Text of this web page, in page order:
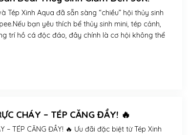
Tép Xinh Aqua đã sẵn sàng “chiều” hội thủy sinh
bạn yêu thích bể thủy sinh mini, tép cảnh,
trí hồ cá độc đáo, đây chính là cơ hội không thể
CHÁY – TÉP CĂNG ĐẦY! 🔥
– TÉP CĂNG ĐẦY! 🔥 Ưu đãi đặc biệt từ Tép Xinh